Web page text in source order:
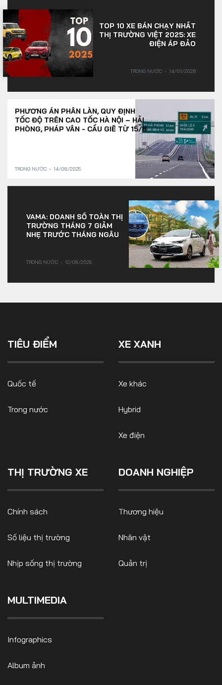
TOP 10 XE BÁN CHẠY NHẤT
THỊ TRƯỜNG VIỆT 2025: XE
ĐIỆN ÁP ĐẢO
TRONG NƯỚC 14/01/2026
PHƯƠNG ÁN PHÂN LÀN, QUY ĐỊNH
TỐC ĐỘ TRÊN CAO TỐC HÀ NỘI – HẢI
PHÒNG, PHÁP VÂN - CẦU GIẼ TỪ 15/8
TRONG NƯỚC 14/08/2025
VAMA: DOANH SỐ TOÀN THỊ
TRƯỜNG THÁNG 7 GIẢM
NHẸ TRƯỚC THÁNG NGÂU
TRONG NƯỚC 12/08/2025
TIÊU ĐIỂM
Quốc tế
Trong nước
XE XANH
Xe khác
Hybrid
Xe điện
THỊ TRƯỜNG XE
Chính sách
Số liệu thị trường
Nhịp sống thị trường
DOANH NGHIỆP
Thương hiệu
Nhân vật
Quản trị
MULTIMEDIA
Infographics
Album ảnh